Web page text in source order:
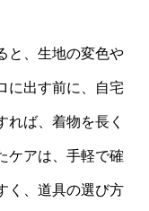
と、生地の変色や
に出す前に、自宅
れば、着物を長く
ケアは、手軽で確
く、道具の選び方